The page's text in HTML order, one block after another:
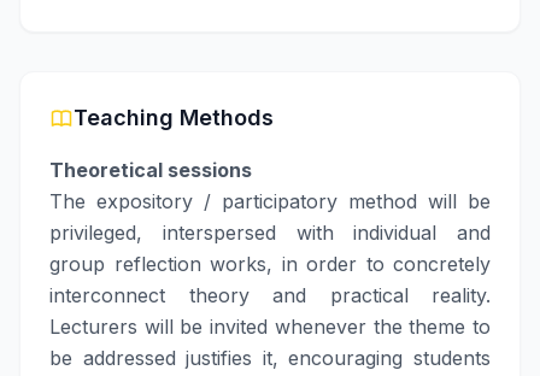
Teaching Methods
Theoretical sessions
The expository / participatory method will be
privileged, interspersed with individual and
group reflection works, in order to concretely
interconnect theory and practical reality.
Lecturers will be invited whenever the theme to
be addressed justifies it, encouraging students